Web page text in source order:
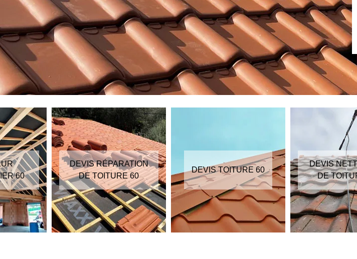
DEVIS RÉPARATION
DE TOITURE 60
DEVIS TOITURE 60
DEVIS NETTOYAGE
DE TOITURE 60